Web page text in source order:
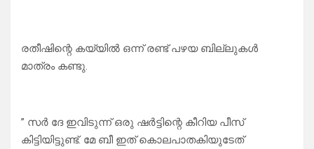
രതീഷിന്റെ കയ്യിൽ ഒന്ന് രണ്ട് പഴയ ബില്ലുകൾ
മാത്രം കണ്ടു.
” സർ ദേ ഇവിടുന്ന് ഒരു ഷർട്ടിന്റെ കീറിയ പീസ്
കിട്ടിയിട്ടുണ്ട്. മേ ബീ ഇത് കൊലപാതകിയുടേത്